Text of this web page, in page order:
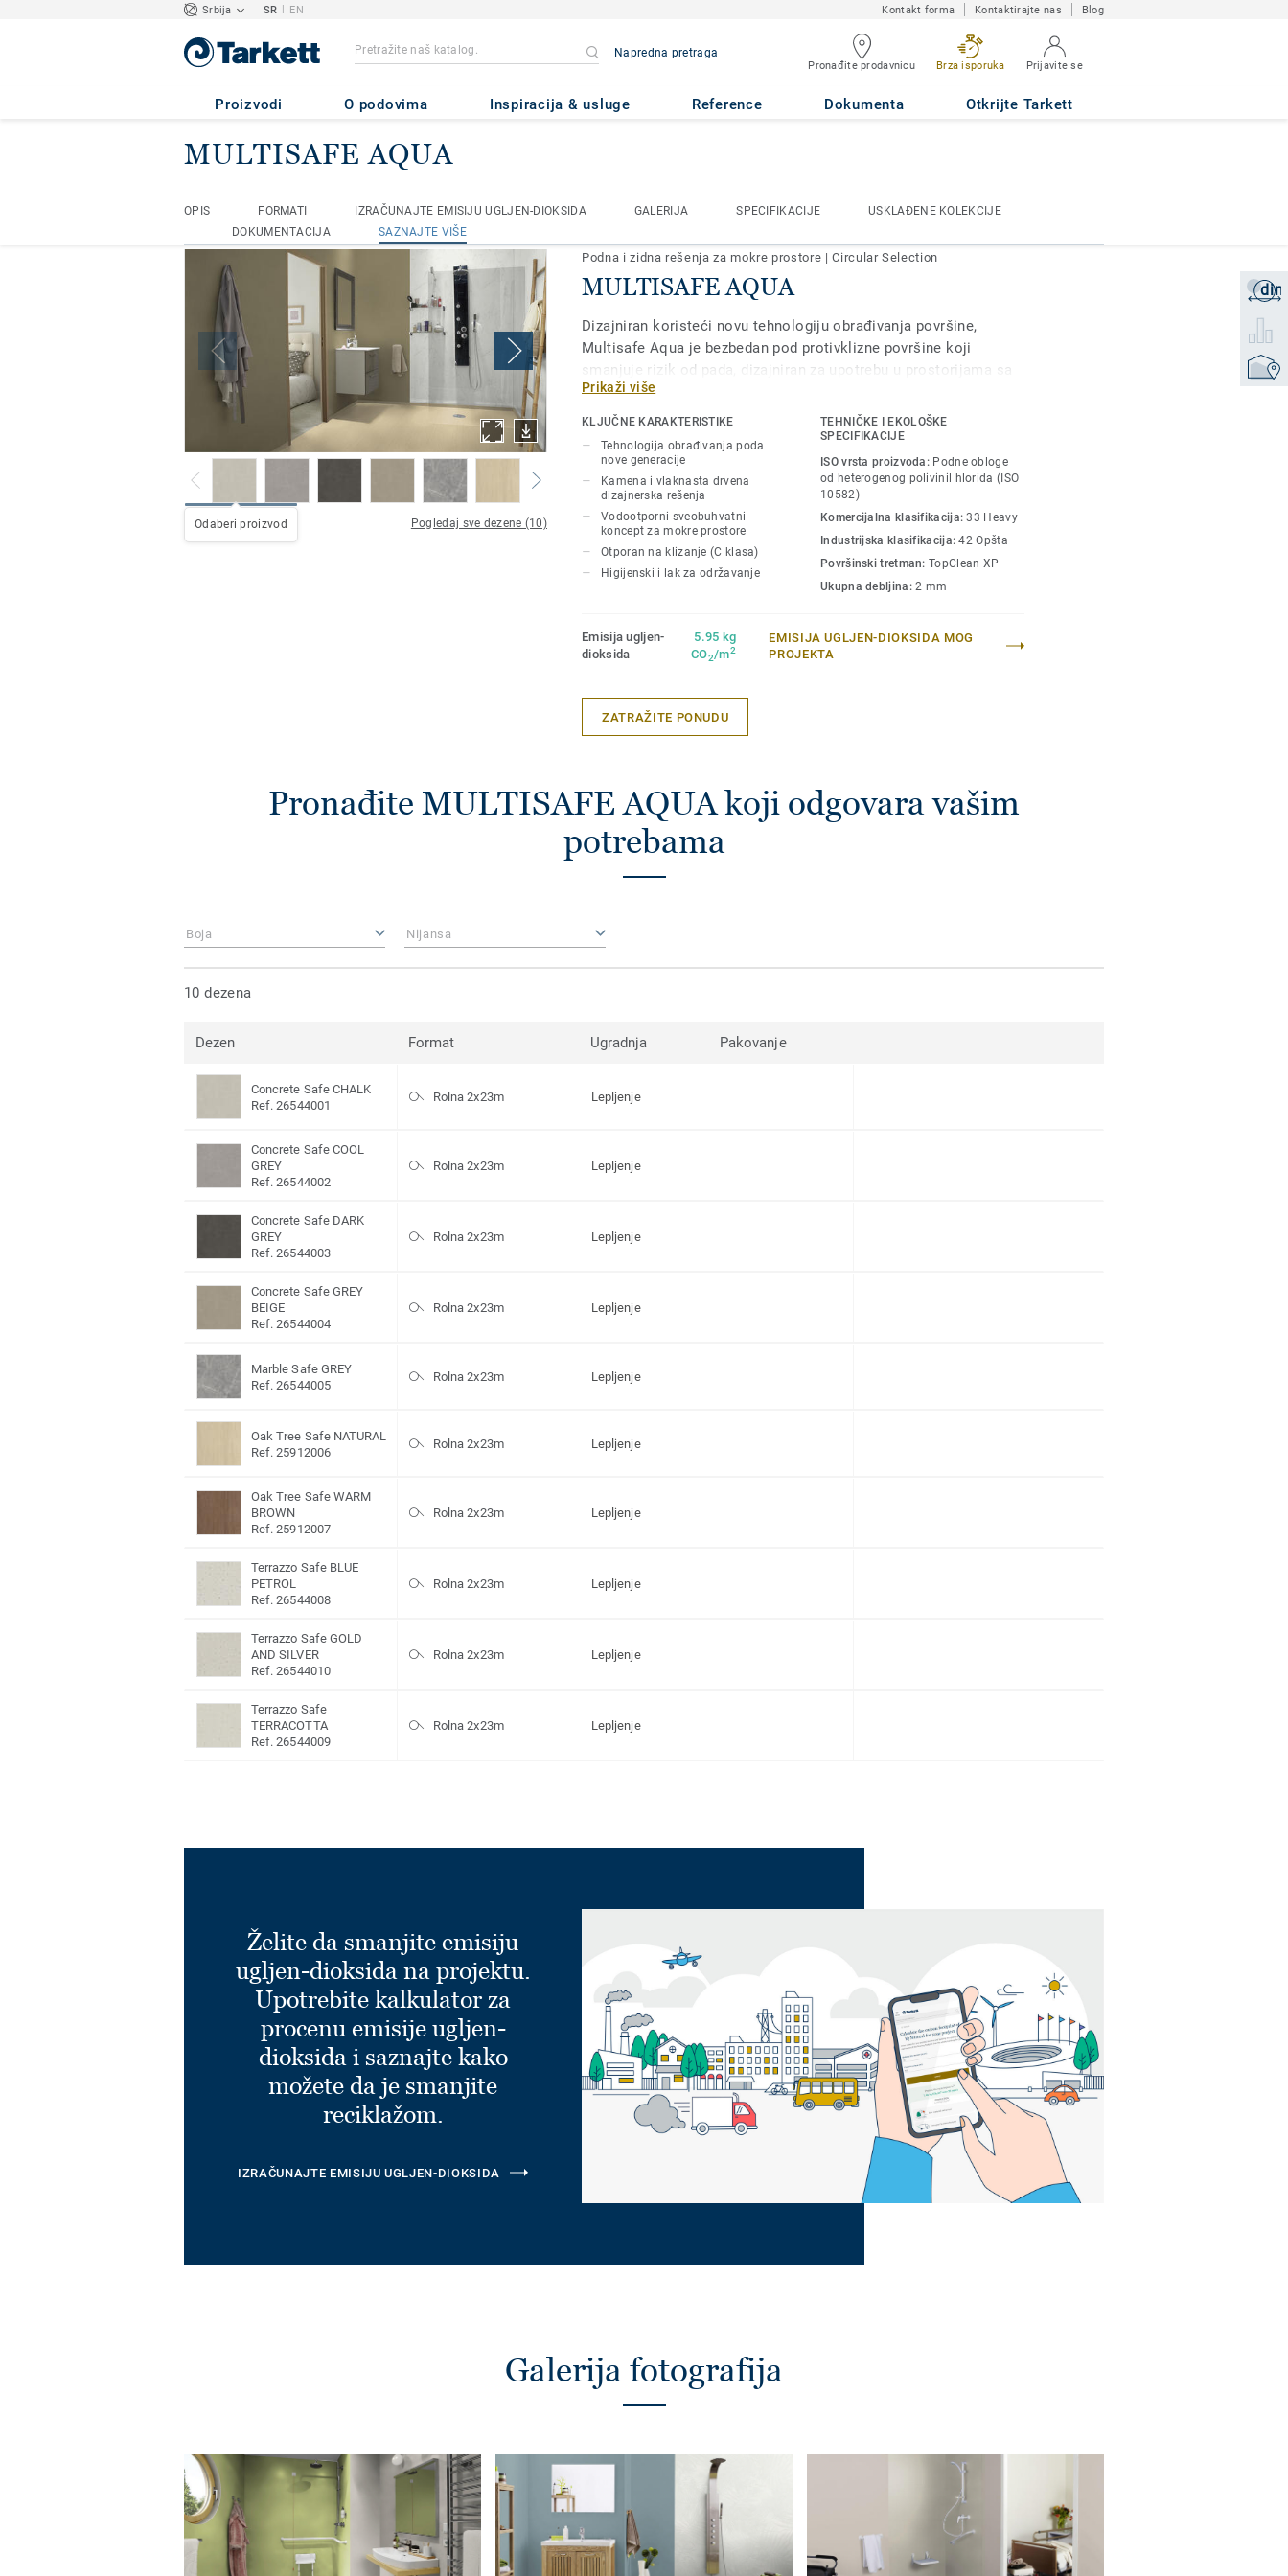
Srbija SR | EN Kontakt forma Kontaktirajte nas Blog
Napredna pretraga
Pronađite prodavnicu Brza isporuka Prijavite se
Proizvodi O podovima Inspiracija & usluge Reference Dokumenta Otkrijte Tarkett
MULTISAFE AQUA
OPIS FORMATI IZRAČUNAJTE EMISIJU UGLJEN-DIOKSIDA GALERIJA SPECIFIKACIJE
USKLAĐENE KOLEKCIJE
DOKUMENTACIJA
SAZNAJTE VIŠE
din
Zatraži
Homepage Podna i zidna rešenja za mokre prostore
DOKUMENTACIJA
SAZNAJTE VIŠE
Odaberi proizvod Pogledaj sve dezene (10)
Podna i zidna rešenja za mokre prostore |Circular Selection
MULTISAFE AQUA
Dizajniran koristeći novu tehnologiju obrađivanja površine,
Multisafe Aqua je bezbedan pod protivklizne površine koji
smanjuje rizik od pada, dizajniran za upotrebu u prostorijama sa
mokrim čvorom, kao što su zajedinički tuševi, svlačionice,
kolektivni stambeni objekti i zdravstvene ustanove. Tretira se
našom Top Clean površinskom zaštitom za lako održavanje i
otpornost na oštećenja i fleke. Boje se uklapaju sa našom
Aquarelle Wall HFS kolekcijom zidnih obloga.
Prikaži više
KLJUČNE KARAKTERISTIKE
Tehnologija obrađivanja poda
nove generacije
Kamena i vlaknasta drvena
dizajnerska rešenja
Vodootporni sveobuhvatni
koncept za mokre prostore
Otporan na klizanje (C klasa)
Higijenski i lak za održavanje
TEHNIČKE I EKOLOŠKE
SPECIFIKACIJE
ISO vrsta proizvoda: Podne obloge
od heterogenog polivinil hlorida (ISO
10582)
Komercijalna klasifikacija:33 Heavy
Industrijska klasifikacija:42 Opšta
Površinski tretman: TopClean XP
Ukupna debljina:2 mm
Emisija ugljen-
dioksida
5.95 kg
CO2/m2
EMISIJA UGLJEN-DIOKSIDA MOG
PROJEKTA
ZATRAŽITE PONUDU
Pronađite MULTISAFE AQUA koji odgovara vašim
potrebama
Boja Nijansa
10 dezena
Dezen Format Ugradnja Pakovanje
Concrete Safe CHALK
Ref. 26544001
Rolna 2x23m Lepljenje
Concrete Safe COOL
GREY
Ref. 26544002
Rolna 2x23m Lepljenje
Concrete Safe DARK
GREY
Ref. 26544003
Rolna 2x23m Lepljenje
Concrete Safe GREY
BEIGE
Ref. 26544004
Rolna 2x23m Lepljenje
Marble Safe GREY
Ref. 26544005
Rolna 2x23m Lepljenje
Oak Tree Safe NATURAL
Ref. 25912006
Rolna 2x23m Lepljenje
Oak Tree Safe WARM
BROWN
Ref. 25912007
Rolna 2x23m Lepljenje
Terrazzo Safe BLUE
PETROL
Ref. 26544008
Rolna 2x23m Lepljenje
Terrazzo Safe GOLD
AND SILVER
Ref. 26544010
Rolna 2x23m Lepljenje
Terrazzo Safe
TERRACOTTA
Ref. 26544009
Rolna 2x23m Lepljenje
Želite da smanjite emisiju
ugljen-dioksida na projektu.
Upotrebite kalkulator za
procenu emisije ugljen-
dioksida i saznajte kako
možete da je smanjite
reciklažom.
IZRAČUNAJTE EMISIJU UGLJEN-DIOKSIDA
Galerija fotografija